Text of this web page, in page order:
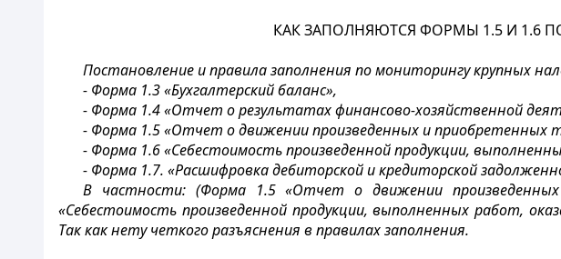
КАК ЗАПОЛНЯЮТСЯ ФОРМЫ 1.5 И 1.6
Постановление и правила заполнения по мониторингу крупных
- Форма 1.3 «Бухгалтерский баланс»,
- Форма 1.4 «Отчет о результатах финансово-хозяйственной
- Форма 1.5 «Отчет о движении произведенных и приобретенных
- Форма 1.6 «Себестоимость произведенной продукции,
- Форма 1.7. «Расшифровка дебиторской и кредиторской
В частности: (Форма 1.5 «Отчет о движении
«Себестоимость произведенной продукции, выполненных работ,
Так как нету четкого разъяснения в правилах заполнения.